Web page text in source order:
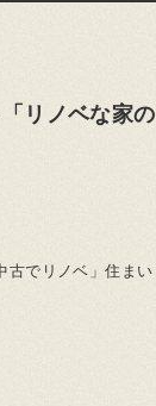
リノベな家の
古でリノベ」住まい